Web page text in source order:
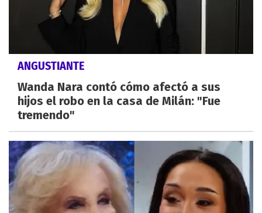
ANGUSTIANTE
Wanda Nara contó cómo afectó a sus
hijos el robo en la casa de Milán: "Fue
tremendo"